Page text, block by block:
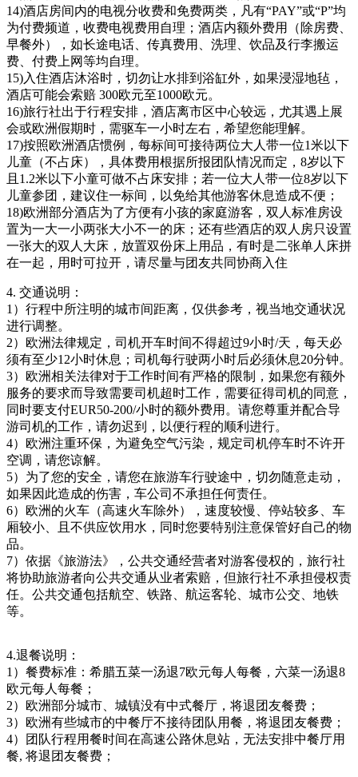
14)酒店房间内的电视分收费和免费两类，凡有“PAY”或“P”均
为付费频道，收费电视费用自理；酒店内额外费用（除房费、
早餐外），如长途电话、传真费用、洗理、饮品及行李搬运
费、付费上网等均自理。
15)入住酒店沐浴时，切勿让水排到浴缸外，如果浸湿地毡，
酒店可能会索赔 300欧元至1000欧元。
16)旅行社出于行程安排，酒店离市区中心较远，尤其遇上展
会或欧洲假期时，需驱车一小时左右，希望您能理解。
17)按照欧洲酒店惯例，每标间可接待两位大人带一位1米以下
儿童（不占床），具体费用根据所报团队情况而定，8岁以下
且1.2米以下小童可做不占床安排；若一位大人带一位8岁以下
儿童参团，建议住一标间，以免给其他游客休息造成不便；
18)欧洲部分酒店为了方便有小孩的家庭游客，双人标准房设
置为一大一小两张大小不一的床；还有些酒店的双人房只设置
一张大的双人大床，放置双份床上用品，有时是二张单人床拼
在一起，用时可拉开，请尽量与团友共同协商入住
4. 交通说明：
1）行程中所注明的城市间距离，仅供参考，视当地交通状况
进行调整。
2）欧洲法律规定，司机开车时间不得超过9小时/天，每天必
须有至少12小时休息；司机每行驶两小时后必须休息20分钟。
3）欧洲相关法律对于工作时间有严格的限制，如果您有额外
服务的要求而导致需要司机超时工作，需要征得司机的同意，
同时要支付EUR50-200/小时的额外费用。请您尊重并配合导
游司机的工作，请勿迟到，以便行程的顺利进行。
4）欧洲注重环保，为避免空气污染，规定司机停车时不许开
空调，请您谅解。
5）为了您的安全，请您在旅游车行驶途中，切勿随意走动，
如果因此造成的伤害，车公司不承担任何责任。
6）欧洲的火车（高速火车除外），速度较慢、停站较多、车
厢较小、且不供应饮用水，同时您要特别注意保管好自己的物
品。
7）依据《旅游法》，公共交通经营者对游客侵权的，旅行社
将协助旅游者向公共交通从业者索赔，但旅行社不承担侵权责
任。公共交通包括航空、铁路、航运客轮、城市公交、地铁
等。
4.退餐说明：
1）餐费标准：希腊五菜一汤退7欧元每人每餐，六菜一汤退8
欧元每人每餐；
2）欧洲部分城市、城镇没有中式餐厅，将退团友餐费；
3）欧洲有些城市的中餐厅不接待团队用餐，将退团友餐费；
4）团队行程用餐时间在高速公路休息站，无法安排中餐厅用
餐, 将退团友餐费；